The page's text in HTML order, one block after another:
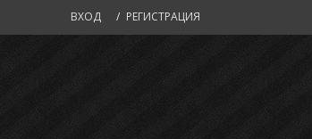
ВХОД / РЕГИСТРАЦИЯ